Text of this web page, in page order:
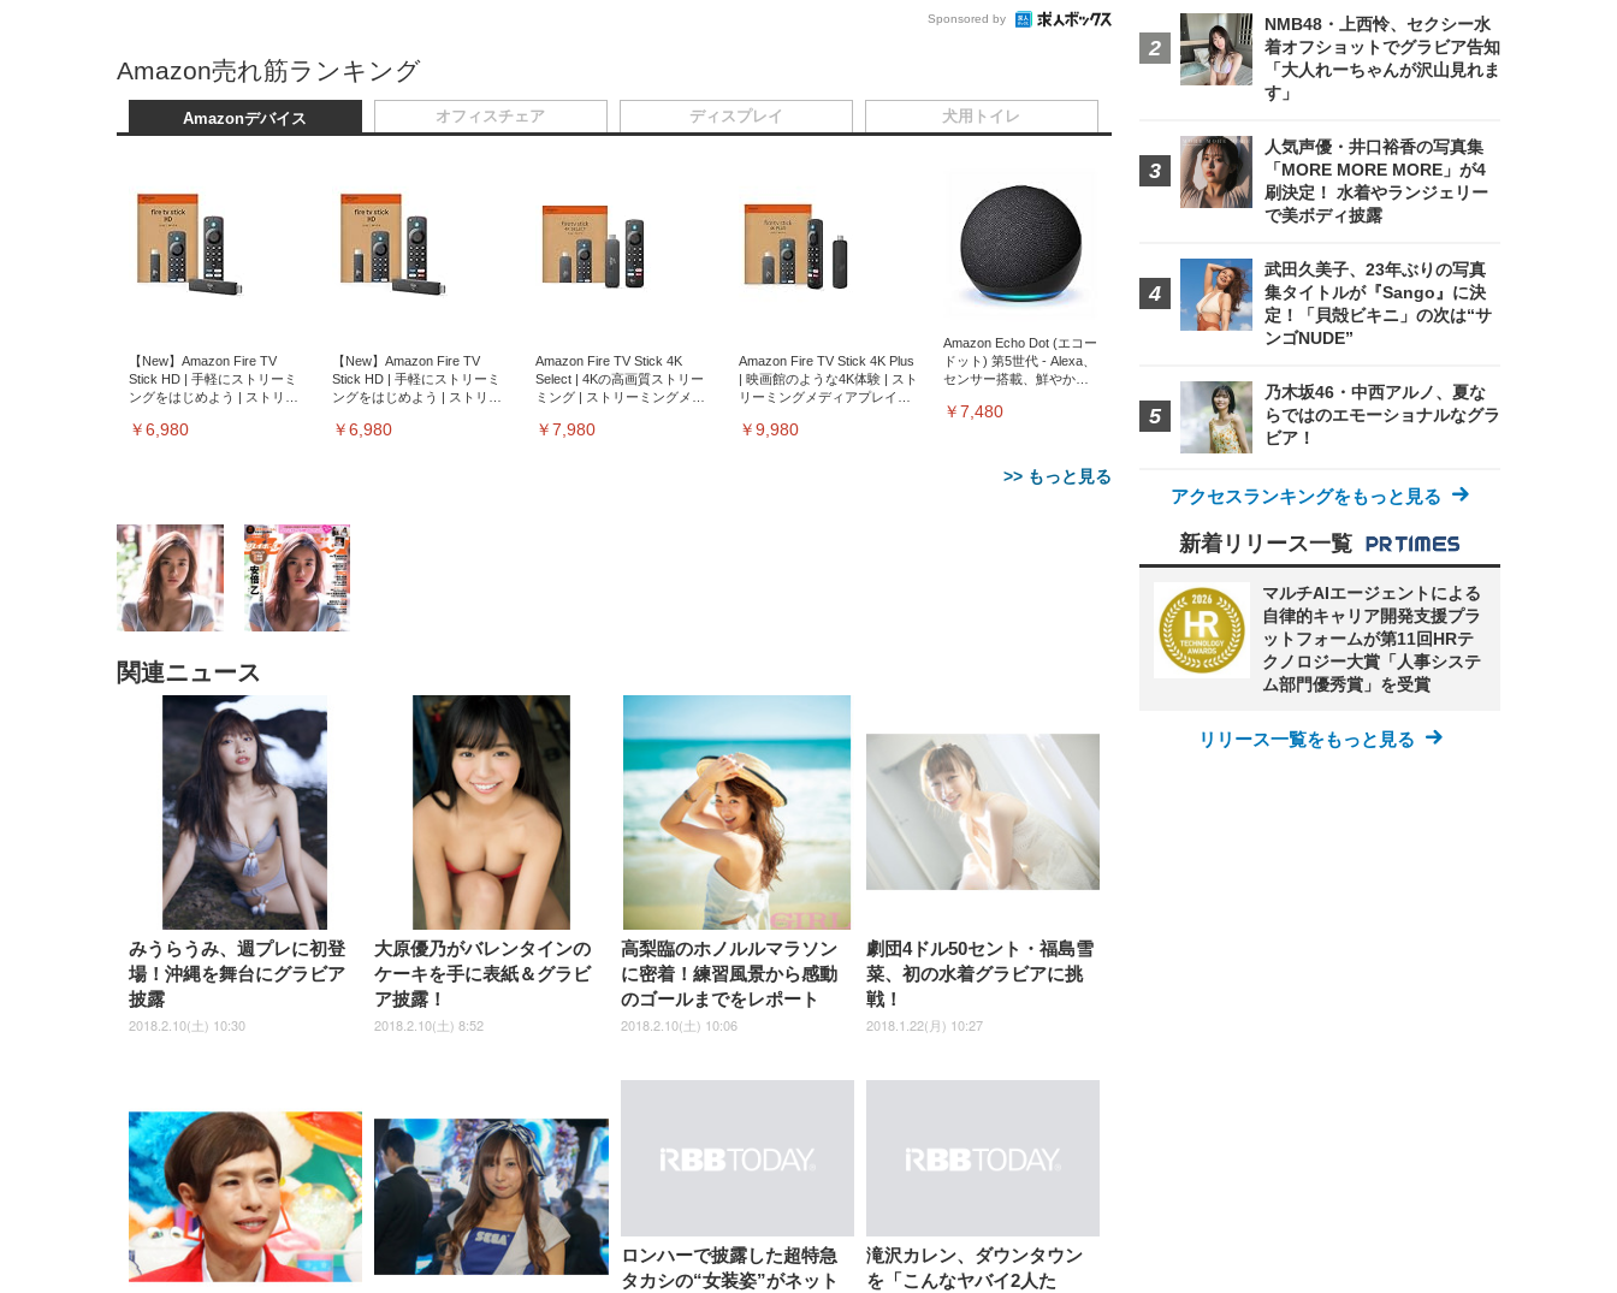
Sponsored by
Amazon売れ筋ランキング
Amazonデバイス
【New】Amazon Fire TV
Stick HD | 手軽にストリーミ
ングをはじめよう | ストリー
￥6,980
【New】Amazon Fire TV
Stick HD | 手軽にストリーミ
ングをはじめよう | ストリー
￥6,980
Amazon Fire TV Stick 4K
Select | 4Kの高画質ストリー
ミング | ストリーミングメデ
￥7,980
Amazon Fire TV Stick 4K Plus
| 映画館のような4K体験 | スト
リーミングメディアプレイヤ
￥9,980
Amazon Echo Dot (エコー
ドット) 第5世代 - Alexa、
センサー搭載、鮮やかな
￥7,480
>> もっと見る
オフィスチェア
[EdoErgo] オフィスチェア 椅
子 テレワーク 疲れない 跳ね
上げ式アームレスト コンパク
ト 約105度ロッキング pc 事務
椅子 360度回転 座面昇降 強化
ナイロン樹脂ベース 通気性メ
ッシュ 在宅ワーク H-
WY01(黒網+黒枠+黒足)
￥5,699
SIHOO B100 オフィスチェア
／デスクチェア メッシュチェ
ア 人間工学 疲れない ブラッ
Sezlife オフィスチェア デスク
チェア 疲れない テレワーク
チェア 強化バックレスト 30
度ロッキング機能 人間工学 椅
子 腰サポート 90度跳ね上げ
式アームレスト 3Dヘッドレス
ト ハンガー付き 高反発クッシ
ョン PCチェア 通気性メッシ
ュ ゲーミング/勉強/事務用 お
しゃれ パソコンチェア (ブラ
ック)
￥7,680
チェア 疲れない テレワーク
チェア 強化バックレスト 30度
ロッキング機能 人間工学 椅子
腰サポート 90度跳ね上げ式ア
ームレスト 3Dヘッドレスト
ハンガー付き 高反発クッショ
ン PCチェア 通気性メッシュ
ゲーミング/勉強/事務用 おし
ゃれ パソコンチェア (ホワイ
ト)
￥7,680
ッシュ 通気性 ランバーサ
ポート付き 腰サポート ガ
ス圧無段階昇降 360度回
転 キャスター付き コンパ
クト 幅52×奥行58.5×高さ
84～96cm テレワーク 在
宅勤務 ブラック
￥4,139
ディスプレイ
EIZO ビジネス向けプレミア
ムモニター | FlexScan
EV3240X-WT | 31.5型4K
UHD・USB Type-C・ホワイ
￥105,595
EIZO ビジネス向けプレミア
ムモニター | FlexScan
EV2740X-WT | 27.0型4K
UHD・USB Type-C・ホワイ
ト
￥109,572
【純正品】27"ゲーミングモ
ニター DualSense 充電フッ
ク付き（CFI-ZDM1J）
￥49,979
【整備済み品】Dell
HD（1920×1080）VA 非光
沢 HDMI/DisplayPort/VGA
スピーカー内蔵 高さ調整 ス
イベル VESA対応
ComfortView ビジネス向け
￥15,800
Gaming Monitor 24” Essential ゲ
ーミングモニター QD 24.5インチ
1ms FHD 量子ドット 残像低減 (3
年保証 | 輝点保証 | 日本メーカー)
￥34,980
犬用トイレ
Amazonベーシック ペットシ
ーツ 薄型 レギュラー 1回使い
捨て 無香料 ホワイト 300枚
￥3,373
Amazonベーシック ペットシ
ーツ 厚型 ワイド 42枚x2袋(84
枚) ホワイト(吸収面:ライトブ
ネオ・ルーライフ ネオ・オム
ツ L 中型犬用 26枚入り 単品
￥1,800
ック) 【Amazon.co.jp限定】
Smart Basic アイリスオーヤマ
ペットシーツ 超厚型 お徳用
ワイド 100枚入 (x 1) (ケース
販売)
￥3,670
【Amazon.co.jp限定】
￥3,731
関連ニュース
みうらうみ、週プレに初登
場！沖縄を舞台にグラビア
披露
2018.2.10(土) 10:30
大原優乃がバレンタインの
ケーキを手に表紙＆グラビ
ア披露！
2018.2.10(土) 8:52
高梨臨のホノルルマラソン
に密着！練習風景から感動
のゴールまでをレポート
2018.2.10(土) 10:06
劇団4ドル50セント・福島雪
菜、初の水着グラビアに挑
戦！
2018.1.22(月) 10:27
ロンハーで披露した超特急
タカシの“女装姿”がネット
滝沢カレン、ダウンタウン
を「こんなヤバイ2人た
NMB48・上西怜、セクシー水
着オフショットでグラビア告知
「大人れーちゃんが沢山見れま
す」
人気声優・井口裕香の写真集
「MORE MORE MORE」が4
刷決定！ 水着やランジェリー
で美ボディ披露
武田久美子、23年ぶりの写真
集タイトルが『Sango』に決
定！「貝殻ビキニ」の次は“サ
ンゴNUDE”
乃木坂46・中西アルノ、夏な
らではのエモーショナルなグラ
ビア！
アクセスランキングをもっと見る
新着リリース一覧
マルチAIエージェントによる
自律的キャリア開発支援プラ
ットフォームが第11回HRテ
クノロジー大賞「人事システ
ム部門優秀賞」を受賞
リリース一覧をもっと見る